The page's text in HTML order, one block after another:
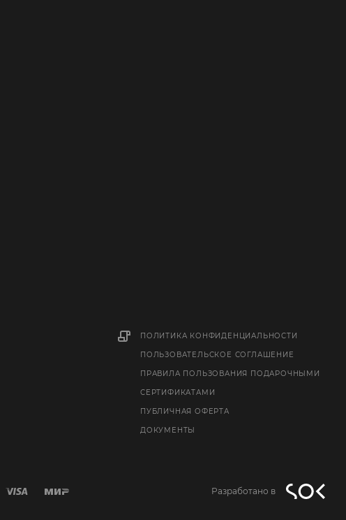
ПОЛИТИКА КОНФИДЕНЦИАЛЬНОСТИ
ПОЛЬЗОВАТЕЛЬСКОЕ СОГЛАШЕНИЕ
ПРАВИЛА ПОЛЬЗОВАНИЯ ПОДАРОЧНЫМИ
СЕРТИФИКАТАМИ
ПУБЛИЧНАЯ ОФЕРТА
ДОКУМЕНТЫ
Разработано в